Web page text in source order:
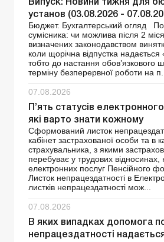
Випуск: Новини тижня для
установ (03.08.2026 -
Бюджет. Бухгалтерський огляд
сумісника: чи можлива після 2
визначених законодавством
коли щорічна відпустка
тобто до настання обов’язкового
терміну безперервної роботи на п...
07.08.2026
П’ять статусів
які варто знати кожному
Сформований листок
кабінет застрахованої особи та в
страхувальника, з якими
перебуває у трудових відносинах,
електронних послуг Пенсійного
Листок непрацездатності в
листків непрацездатності мож...
07.08.2026
В яких випадках допомога
непрацездатності